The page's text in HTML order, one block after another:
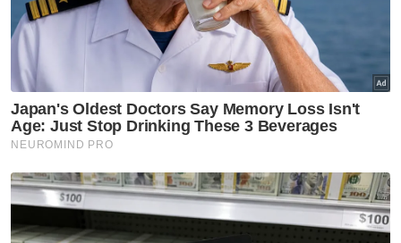
"Sekiranya disabitkan kesalahan, peniaga
boleh dikenakan hukuman denda tidak
melebihi RM100,000 atau penjara tidak
melebihi tiga tahun atau kedua-duanya sekali